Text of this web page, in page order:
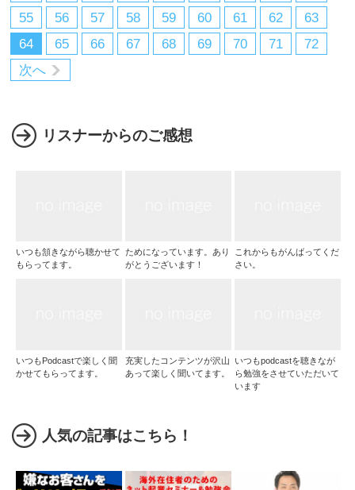
55
56 57 58 59 60 61 62
63
64
65 66 67 68 69 70 71
72
次へ
リスナーからのご感想
いつも頷きながら聴かせて
もらってます。
ためになっています。あり
がとうございます！
これからもがんばってくだ
さい。
いつもPodcastで楽しく聞
かせてもらってます。
充実したコンテンツが沢山
あって楽しく聞いてます。
いつもpodcastを聴きなが
ら勉強をさせていただいて
います
人気の記事はこちら！